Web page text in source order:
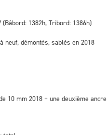
1382h, Tribord: 1386h)
démontés, sablés en 2018
10 mm 2018 + une deuxième